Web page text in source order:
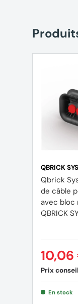
QBRICK
Qbrick
de câble
avec bloc
QBRICK
Prix
En stock